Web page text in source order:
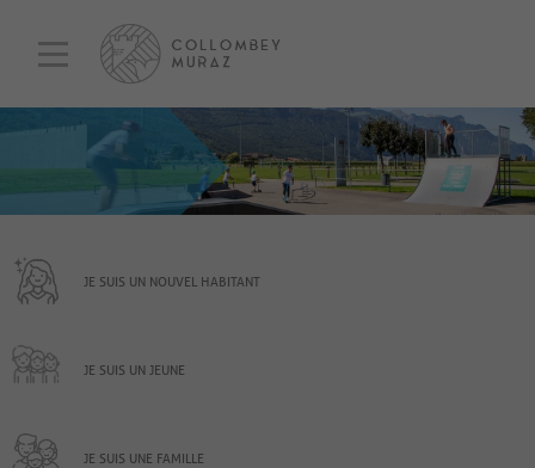
JE SUIS UN NOUVEL HABITANT
JE SUIS UN JEUNE
JE SUIS UNE FAMILLE